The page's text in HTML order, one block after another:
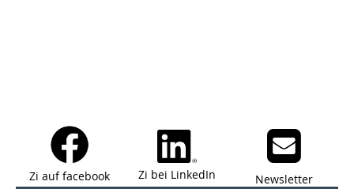
Zi auf facebook Zi bei LinkedIn Newsletter